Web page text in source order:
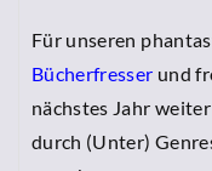
Für unseren
Bücherfresser und
nächstes Jahr
durch (Unter)